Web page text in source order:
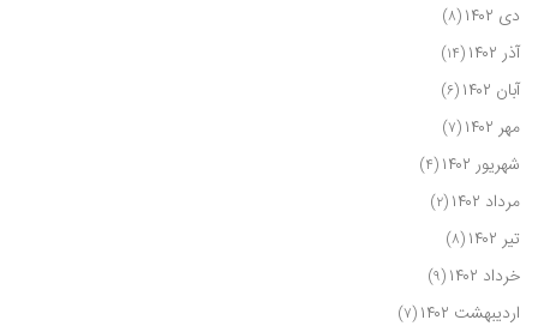
دی ۱۴۰۲ (۸)
آذر ۱۴۰۲ (۱۴)
آبان ۱۴۰۲ (۶)
مهر ۱۴۰۲ (۷)
شهریور ۱۴۰۲ (۴)
مرداد ۱۴۰۲ (۲)
تیر ۱۴۰۲ (۸)
خرداد ۱۴۰۲ (۹)
اردیبهشت ۱۴۰۲ (۷)